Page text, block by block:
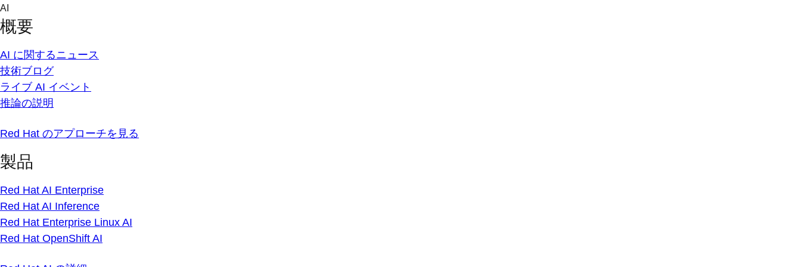
Skip
content
AI
概要
AI に関するニュース
技術ブログ
ライブ AI イベント
推論の説明
Red Hat のアプローチを見る
製品
Red Hat AI Enterprise
Red Hat AI Inference
Red Hat Enterprise Linux AI
Red Hat OpenShift AI